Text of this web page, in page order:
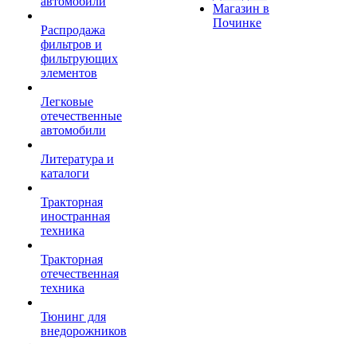
Распродажа
фильтров и
фильтрующих
элементов
Легковые
отечественные
автомобили
Литература и
каталоги
Тракторная
иностранная
техника
Тракторная
отечественная
техника
Тюнинг для
внедорожников
Магазин в
Починке